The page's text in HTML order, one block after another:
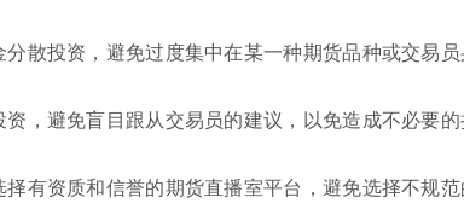
散投资，避免过度集中在某一种期货品种或交易
，避免盲目跟从交易员的建议，以免造成不必要
有资质和信誉的期货直播室平台，避免选择不规